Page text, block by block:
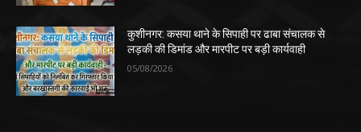
कुशीनगर: कसया थाने के सिपाही पर ढाबा संचालक से
लड़की की डिमांड और मारपीट पर बड़ी कार्यवाही
05/08/2026